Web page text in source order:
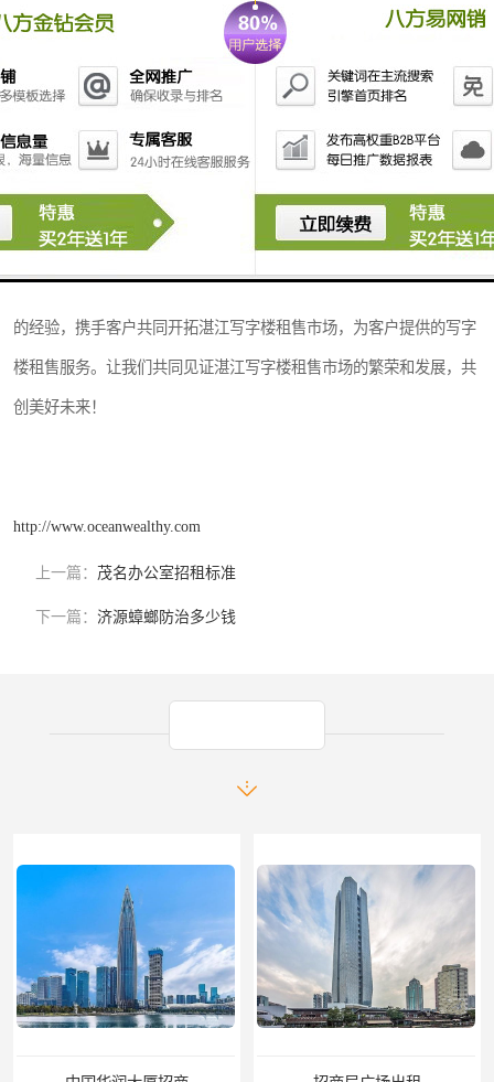
的售价，并通过多种渠道进行市场推广，吸引多潜在买家的关注。
在接待与洽谈阶段，销售方需了解买家的需求，介绍写字楼的优点和
特色，与买家进行价格谈判，终达成双方的购买意向。双方需签订正
式的买卖合同，办理产权过户手续，确保交易的合法性和安全性。
在湛江这样一个充满活力的城市，写字楼租售市场也是多变的，受多
种因素的影响。因此，租户和销售方需要密切关注市场动态，灵活调
整策略，以应对市场变化，**好的租售效果。
湛江写字楼租售市场潜力，机遇与挑战并存。我们将以的服务和丰富
的经验，携手客户共同开拓湛江写字楼租售市场，为客户提供的写字
楼租售服务。让我们共同见证湛江写字楼租售市场的繁荣和发展，共
创美好未来！
http://www.oceanwealthy.com
上一篇： 茂名办公室招租标准
下一篇： 济源蟑螂防治多少钱